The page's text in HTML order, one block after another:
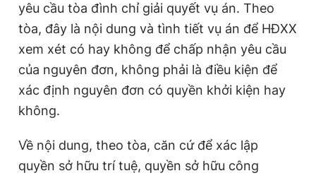
yêu cầu tòa đình chỉ giải quyết vụ án. Theo
tòa, đây là nội dung và tình tiết vụ án để HĐXX
xem xét có hay không để chấp nhận yêu cầu
của nguyên đơn, không phải là điều kiện để
xác định nguyên đơn có quyền khởi kiện hay
không.
Về nội dung, theo tòa, căn cứ để xác lập
quyền sở hữu trí tuệ, quyền sở hữu công